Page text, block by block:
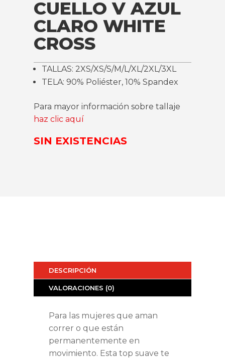
CUELLO V AZUL
CLARO WHITE
CROSS
TALLAS: 2XS/XS/S/M/L/XL/2XL/3XL
TELA: 90% Poliéster, 10% Spandex
Para mayor información sobre tallaje
haz clic aquí
SIN EXISTENCIAS
DESCRIPCIÓN
VALORACIONES (0)
Para las mujeres que aman
correr o que están
permanentemente en
movimiento. Esta top suave te